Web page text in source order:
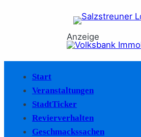
Anzeige
Start
Veranstaltungen
StadtTicker
Revierverhalten
Geschmackssachen